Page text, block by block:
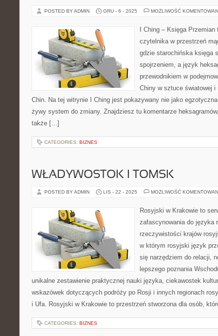
POSTED BY ADMIN GRU - 6 - 2025 MOŻLIWOŚĆ
I Ching – Księga
czytelnika w przestrzeń
gdzie starochińska księga
spojrzeniem, a język
przewodnikiem w
Chiny w sztuce światowej
Chin. Na tej witrynie I Ching jest pokazywany nie jako
żywy system do zmiany. Znajdziesz tu komentarze
także […]
CATEGORIES: BIZNES
WŁADYWOSTOK I TOMSK
POSTED BY ADMIN LIS - 22 - 2025 MOŻLIWOŚĆ
Rosyjski w Krakowie to
zafascynowania do języka
rzeczywistości krajów
w którym rosyjski język
się narzędziem do relacji,
lepszego poznania
unikalne zestawienie praktycznej nauki języka, ciekawostek
wskazówek dotyczących podróży po Rosji i innych regionach
i Ufa. Rosyjski w Krakowie to przestrzeń stworzona dla osób,
CATEGORIES: BIZNES